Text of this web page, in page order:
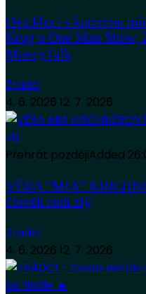
Dva kluci s kamerou
Krug o One Man Show,
MoneyTalk
Zradci
4. 6. 2026 12. 7. 2026
Přehrát pozdějiAdded
VĚRA “MIA”
člověk rodí zlý
Zradci
4. 6. 2026 12. 7. 2026